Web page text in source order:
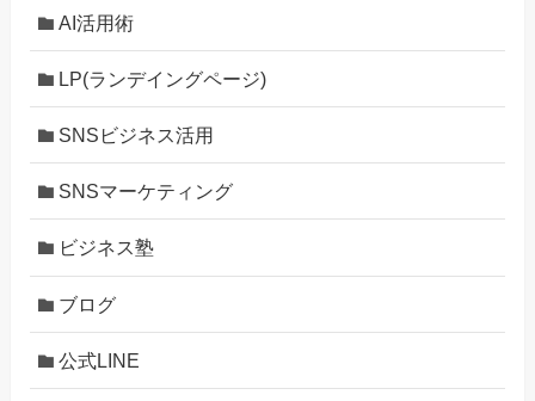
AI活用術
LP(ランデイングページ)
SNSビジネス活用
SNSマーケティング
ビジネス塾
ブログ
公式LINE